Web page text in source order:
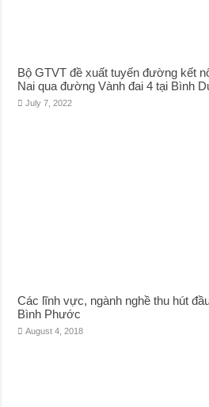
Bộ GTVT đề xuất tuyến đường kết
Nai qua đường Vành đai 4 tại Bình
July 7, 2022
Các lĩnh vực, ngành nghề thu hút
Bình Phước
August 4, 2018